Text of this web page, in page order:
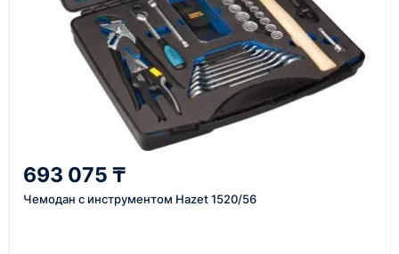
Заявка
Оставьте заявку на сайте, по телефону или через
форму обратного звонка.
Уточнение задачи
Менеджер связывается с вами, уточняет
693 075 ₸
Чемодан с инструментом Hazet 1520/56